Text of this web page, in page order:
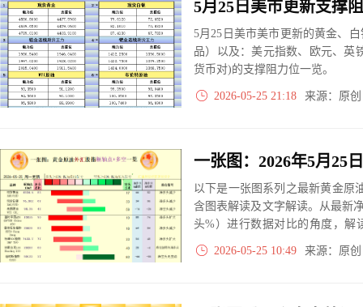
5月25日美市美市更新的黄金、
品）以及：美元指数、欧元、英
货币对)的支撑阻力位一览。
2026-05-25 21:18 来源：原
以下是一张图系列之最新黄金原
含图表解读及文字解读。从最新
头%）进行数据对比的角度，解
大、净多头减小、净空头无变
实际数据对比结果对应展示其中
2026-05-25 10:49 来源：原